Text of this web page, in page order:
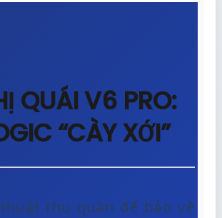
QUÁI V6 PRO:
“CÀY XỚI”
thu quân để bảo vệ